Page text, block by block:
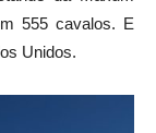
555 cavalos. E
Unidos.